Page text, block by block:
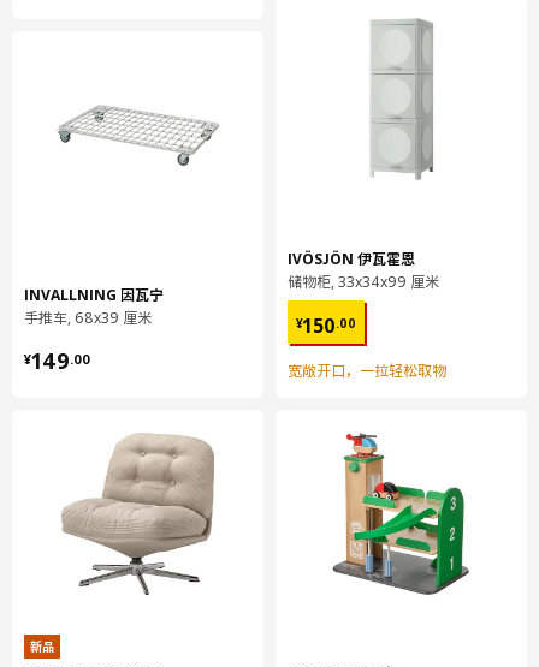
扶手椅，户外/ 双人沙发，户外
聚乙烯塑料, 聚丙烯塑料, 聚丙烯塑料
茶几，户外
桌面:
钢, 钢, 聚酯粉末涂层
茶几，户外
聚酰胺塑料
椅垫，户外
椅垫，户外
INVALLNING 因瓦宁
手推车, 68x39 厘米
¥149.00
¥ 149.00
新品
IVÖSJÖN 伊瓦霍恩
储物柜, 33x34x99 厘米
¥150.00
¥ 150.00
宽敞开口，一拉轻松取物